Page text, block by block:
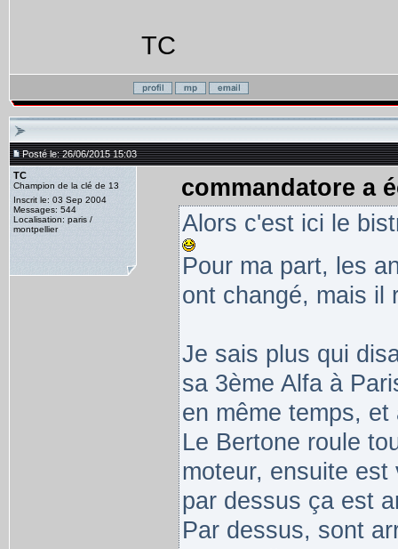
TC
Posté le: 26/06/2015 15:03
TC
Champion de la clé de 13
Inscrit le: 03 Sep 2004
Messages: 544
Localisation: paris /
montpellier
commandatore a
Alors c'est ici le
Pour ma part, les
ont changé, mais il
Je sais plus qui
sa 3ème Alfa à
en même temps,
Le Bertone roule
moteur, ensuite
par dessus ça est
Par dessus, sont